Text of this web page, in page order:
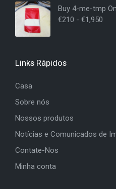
Buy 4-me-tmp
€210 - €1,950
Links Rápidos
Casa
Sobre nós
Nossos produtos
Notícias e Comunicados de
Contate-Nos
Minha conta